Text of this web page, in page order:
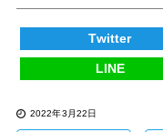
Twitter
LINE
2022年3月22日